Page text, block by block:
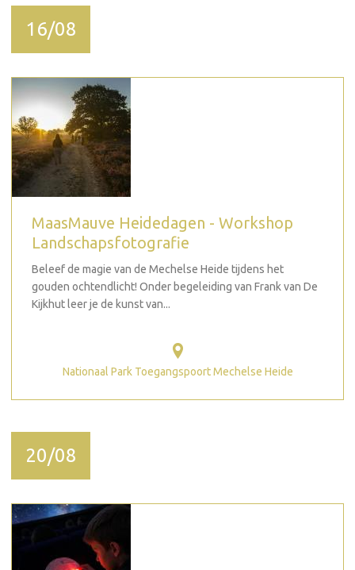
16/08
MaasMauve Heidedagen - Workshop
Landschapsfotografie
Beleef de magie van de Mechelse Heide tijdens het
gouden ochtendlicht! Onder begeleiding van Frank van De
Kijkhut leer je de kunst van...
Nationaal Park Toegangspoort Mechelse Heide
20/08